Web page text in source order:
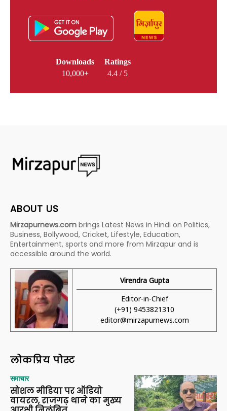
Downloads
10,000+
Ratings
4.4 / 5
ABOUT US
Mirzapurnews.com brings Latest News in Hindi on Politics,
Business, Bollywood, Cricket, Lifestyle, Education,
Entertainment, sports and more from Mirzapur and is
accessible around the world.
Virendra Gupta
Editor-in-Chief
(+91) 9453821310
editor@mirzapurnews.com
लोकप्रिय पोस्ट
समाचार
सोशल मीडिया पर ऑडियो
वायरल, राजगढ़ थाने का मुख्य